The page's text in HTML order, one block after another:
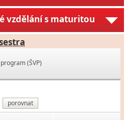
vzdělání s maturitou
(ŠVP)
porovnat